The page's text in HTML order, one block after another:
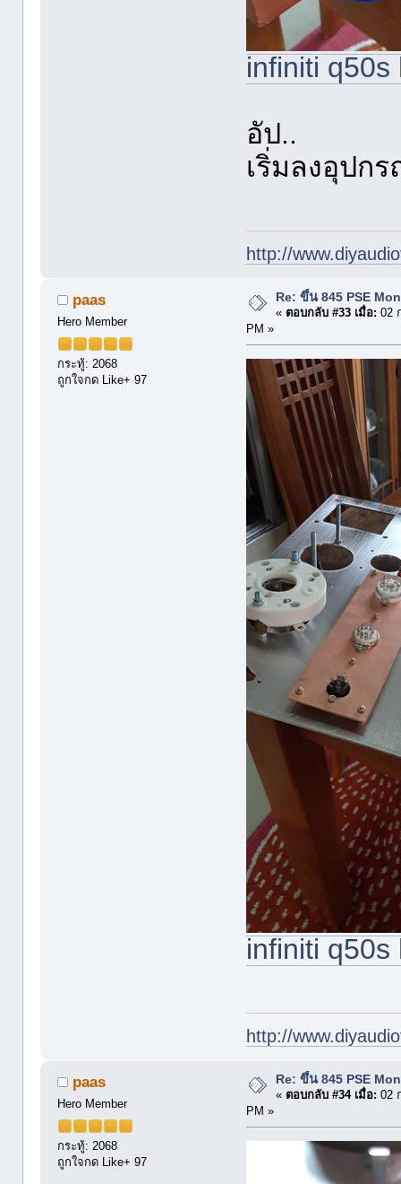
infiniti q50s
อัป..
เริ่มลงอุปก
http://
paas
Hero Member
กระทู้: 2068
ถูกใจกด Like+ 97
Re: ขึ้น 845 PSE
« ตอบกลับ #33 เมื่อ: 02
PM »
infiniti q50s
http://
paas
Hero Member
กระทู้: 2068
ถูกใจกด Like+ 97
Re: ขึ้น 845 PSE
« ตอบกลับ #34 เมื่อ: 02
PM »